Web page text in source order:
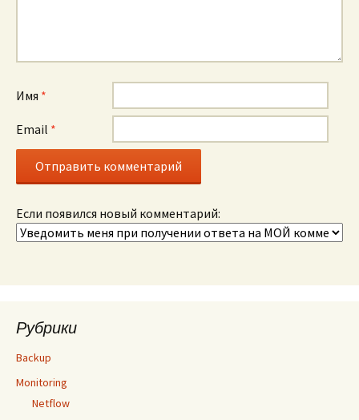
Имя *
Email *
Если появился новый комментарий:
Рубрики
Backup
Monitoring
Netflow